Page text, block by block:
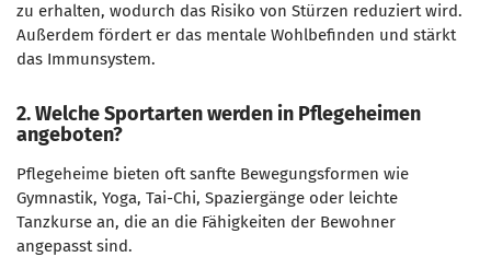
zu erhalten, wodurch das Risiko von Stürzen reduziert wird.
Außerdem fördert er das mentale Wohlbefinden und stärkt
das Immunsystem.
2. Welche Sportarten werden in Pflegeheimen
angeboten?
Pflegeheime bieten oft sanfte Bewegungsformen wie
Gymnastik, Yoga, Tai-Chi, Spaziergänge oder leichte
Tanzkurse an, die an die Fähigkeiten der Bewohner
angepasst sind.